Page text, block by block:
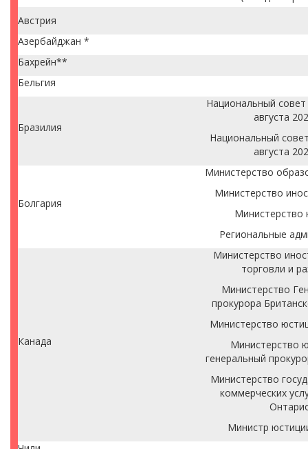
Австрия
Азербайджан *
Бахрейн**
Бельгия
Бразилия
Национальный
августа
Национальный
августа
Болгария
Министерство
Министерство
Министерство
Региональные
Канада
Министерство
торговли и
Министерство
прокурора
Министерство
Министерство
генеральный
Министерство
коммерческих
Министр